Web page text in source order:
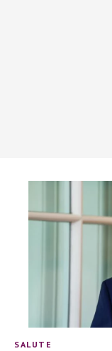
SALUTE